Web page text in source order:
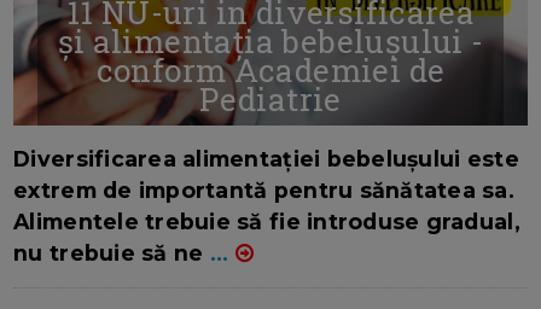
11 NU-uri in diversificarea
și alimentația bebelușului -
conform Academiei de
Pediatrie
Diversificarea alimentației bebelușului este
extrem de importantă pentru sănătatea sa.
Alimentele trebuie să fie introduse gradual,
nu trebuie să ne ...